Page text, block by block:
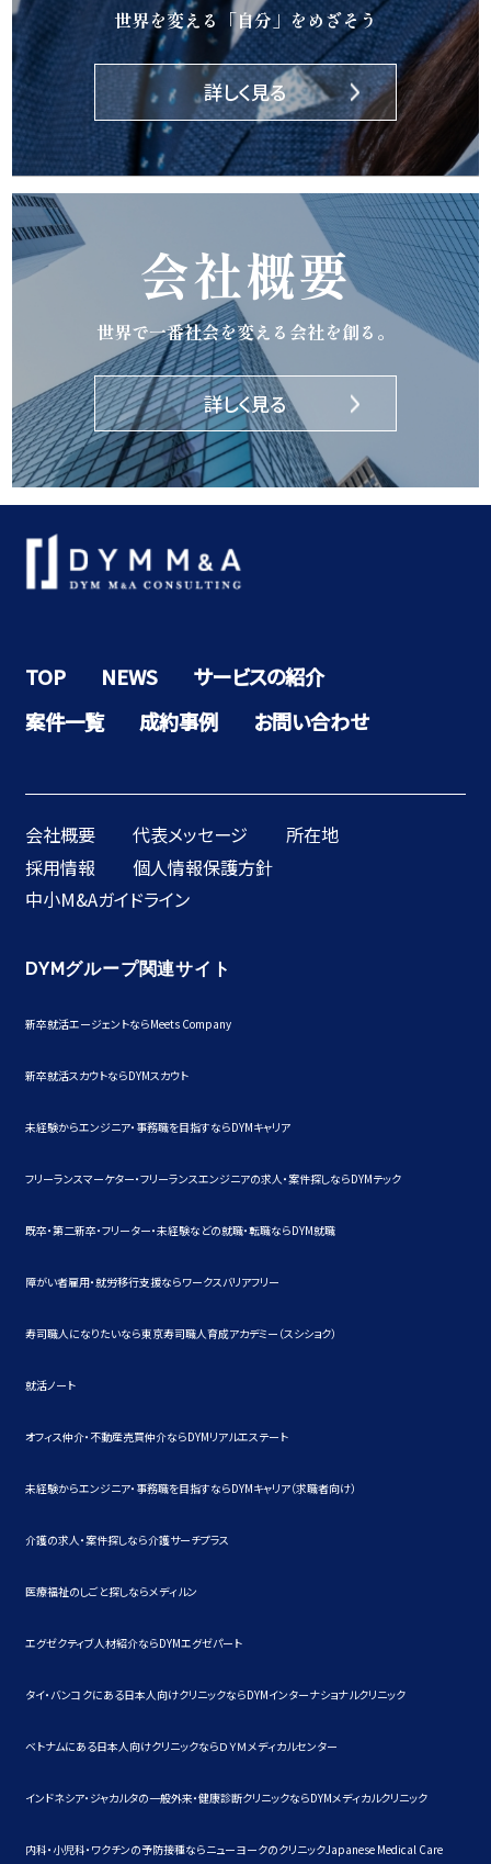
世界を変える「自分」をめざそう
詳しく見る
会社概要
世界で一番社会を変える会社を創る。
詳しく見る
TOP NEWS
サービスの紹介
案件一覧
成約事例 お問い合わせ
会社概要 代表メッセージ
所在地
採用情報
個人情報保護方針
中小M&Aガイドライン
DYMグループ関連サイト
新卒就活エージェントならMeets Company
新卒就活スカウトならDYMスカウト
未経験からエンジニア・事務職を目指すならDYMキャリア
フリーランスマーケター・フリーランスエンジニアの求人・案件探しならDYMテック
既卒・第二新卒・フリーター・未経験などの就職・転職ならDYM就職
障がい者雇用・就労移行支援ならワークスバリアフリー
寿司職人になりたいなら東京寿司職人育成アカデミー（スシショク）
就活ノート
オフィス仲介・不動産売買仲介ならDYMリアルエステート
未経験からエンジニア・事務職を目指すならDYMキャリア（求職者向け）
介護の求人・案件探しなら介護サーチプラス
医療福祉のしごと探しならメディルン
エグゼクティブ人材紹介ならDYMエグゼパート
タイ・バンコクにある日本人向けクリニックならDYMインターナショナルクリニック
ベトナムにある日本人向けクリニックならＤＹＭメディカルセンター
インドネシア・ジャカルタの一般外来・健康診断クリニックならDYMメディカルクリニック
内科・小児科・ワクチンの予防接種ならニューヨークのクリニックJapanese Medical Care